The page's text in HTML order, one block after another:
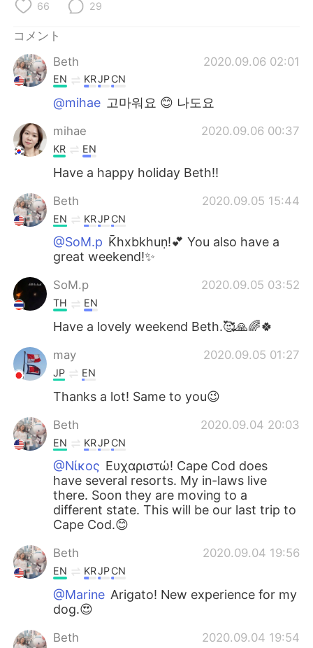
66 29
コメント
Beth
2020.09.06 02:01
EN KRJPCN
@mihae 고마워요 😊 나도요
mihae 2020.09.06 00:37
KR EN
Have a happy holiday Beth!!
Beth 2020.09.05 15:44
EN KRJPCN
@SoM.p K̄hxbkhuṇ!💕 You also have a
great weekend!✨
SoM.p 2020.09.05 03:52
TH EN
Have a lovely weekend Beth.🥰🙏🌈🍀
may 2020.09.05 01:27
JP EN
Thanks a lot! Same to you😉
Beth 2020.09.04 20:03
EN KRJPCN
@Νίκος Ευχαριστώ! Cape Cod does
have several resorts. My in-laws live
there. Soon they are moving to a
different state. This will be our last trip to
Cape Cod.😊
Beth 2020.09.04 19:56
EN KRJPCN
@Marine Arigato! New experience for my
dog.😍
Beth 2020.09.04 19:54